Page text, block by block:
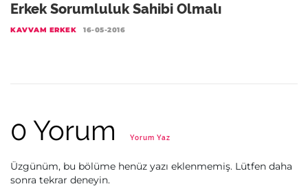
Erkek Sorumluluk Sahibi Olmalı
KAVVAM ERKEK 16-05-2016
0 Yorum Yorum Yaz
Üzgünüm, bu bölüme henüz yazı eklenmemiş. Lütfen daha
sonra tekrar deneyin.